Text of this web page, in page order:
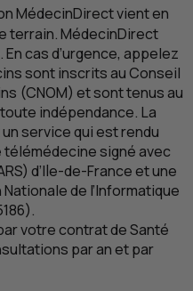
MédecinDirect vient en
terrain. MédecinDirect
En cas d’urgence, appelez
sont inscrits au Conseil
(CNOM) et sont tenus au
indépendance. La
service qui est rendu
signé avec
) d’Ile-de-France et une
de l’Informatique
votre contrat de Santé
par an et par
au renvoi 3